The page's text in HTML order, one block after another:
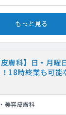
もっと見る
膚科】日・月曜
18時終業も可能
美容皮膚科